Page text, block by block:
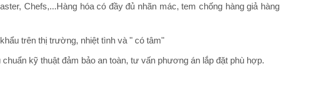
Chefs,...Hàng hóa có đầy đủ nhãn mác, tem chống hàng giả hàng
trên thị trường, nhiệt tình và " có tâm"
kỹ thuật đảm bảo an toàn, tư vấn phương án lắp đặt phù hợp.